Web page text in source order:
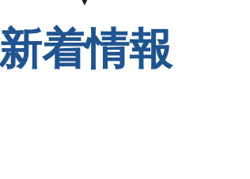
新着情報